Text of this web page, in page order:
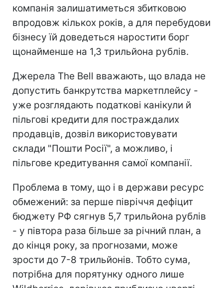
компанія залишатиметься збитковою
впродовж кількох років, а для перебудови
бізнесу їй доведеться наростити борг
щонайменше на 1,3 трильйона рублів.
Джерела The Bell вважають, що влада не
допустить банкрутства маркетплейсу -
уже розглядають податкові канікули й
пільгові кредити для постраждалих
продавців, дозвіл використовувати
склади "Пошти Росії", а можливо, і
пільгове кредитування самої компанії.
Проблема в тому, що і в держави ресурс
обмежений: за перше півріччя дефіцит
бюджету РФ сягнув 5,7 трильйона рублів
- у півтора раза більше за річний план, а
до кінця року, за прогнозами, може
зрости до 7-8 трильйонів. Тобто сума,
потрібна для порятунку одного лише